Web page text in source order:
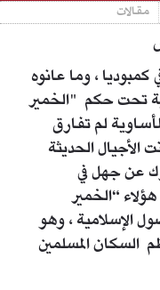
مقالات
كمبوديا ، وما عانوه
تحت حكم "الخمير
لم تفارق
الأجيال الحديثة
عن جهل في
“الخمير
الإسلامية ، وهو
السكان المسلمين